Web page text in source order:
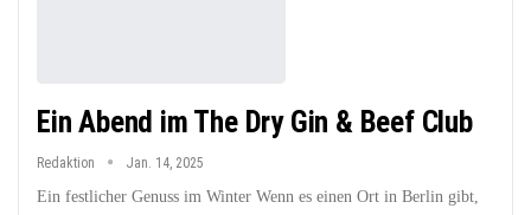
Ein Abend im The Dry Gin & Beef Club
Redaktion Jan. 14, 2025
Ein festlicher Genuss im Winter Wenn es einen Ort in Berlin gibt,